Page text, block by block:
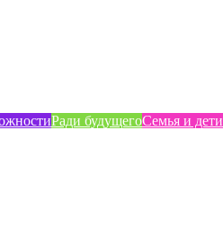
Ради будущегоСемья и дети